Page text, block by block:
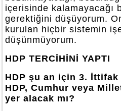
içerisinde kalamayacağı
gerektiğini düşüyorum.
kurulan hiçbir sistemin
düşünmüyorum.
HDP TERCİHİNİ YAPTI
HDP şu an için 3. İttifak
HDP, Cumhur veya
yer alacak mı?